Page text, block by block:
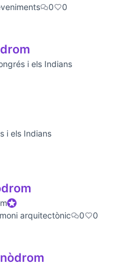
0 0
i els Indians
i els Indians
Official participant
arquitectònic 0 0